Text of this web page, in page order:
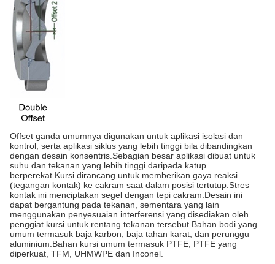
Offset ganda umumnya digunakan untuk aplikasi isolasi dan
kontrol, serta aplikasi siklus yang lebih tinggi bila dibandingkan
dengan desain konsentris.Sebagian besar aplikasi dibuat untuk
suhu dan tekanan yang lebih tinggi daripada katup
berperekat.Kursi dirancang untuk memberikan gaya reaksi
(tegangan kontak) ke cakram saat dalam posisi tertutup.Stres
kontak ini menciptakan segel dengan tepi cakram.Desain ini
dapat bergantung pada tekanan, sementara yang lain
menggunakan penyesuaian interferensi yang disediakan oleh
penggiat kursi untuk rentang tekanan tersebut.Bahan bodi yang
umum termasuk baja karbon, baja tahan karat, dan perunggu
aluminium.Bahan kursi umum termasuk PTFE, PTFE yang
diperkuat, TFM, UHMWPE dan Inconel.